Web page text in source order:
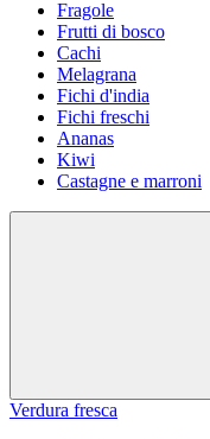
Fragole
Frutti di bosco
Cachi
Melagrana
Fichi d'india
Fichi freschi
Ananas
Kiwi
Castagne e marroni
Verdura fresca